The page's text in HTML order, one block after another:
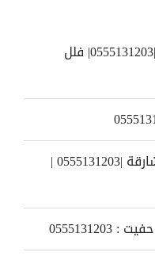
شركة تنظيف في الجميرا دبي |0555131203| فلل
شركة جلي وتلميع رخام في الشارقة |0555131203 |